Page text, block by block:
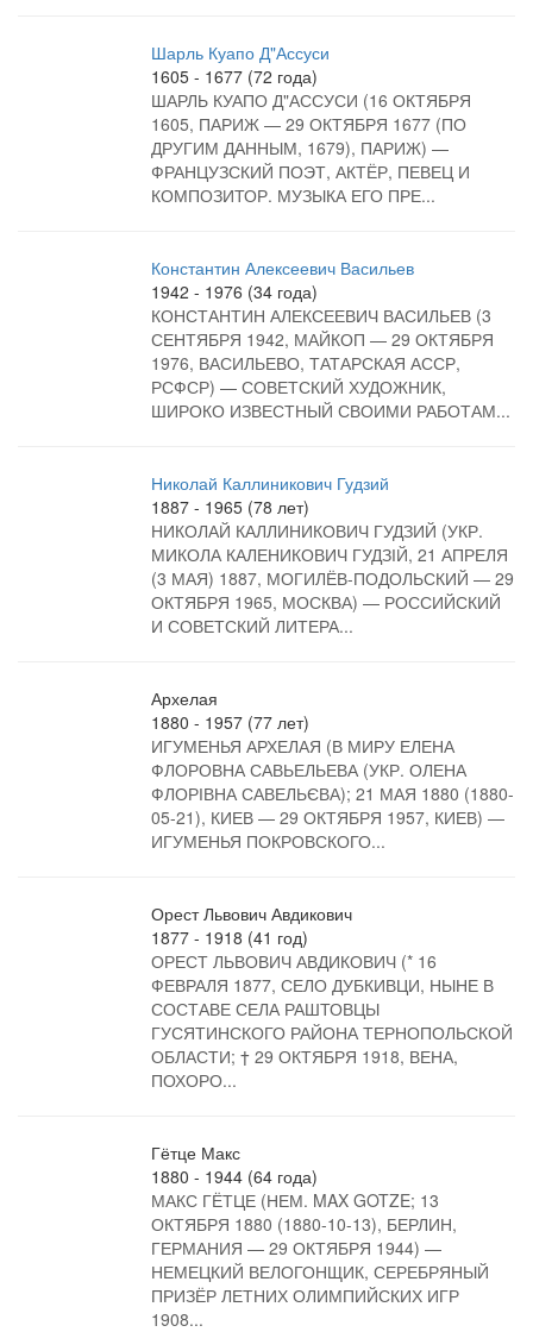
Шарль Куапо Д"Ассуси
1605 - 1677 (72 года)
ШАРЛЬ КУАПО Д"АССУСИ (16 ОКТЯБРЯ
1605, ПАРИЖ — 29 ОКТЯБРЯ 1677 (ПО
ДРУГИМ ДАННЫМ, 1679), ПАРИЖ) —
ФРАНЦУЗСКИЙ ПОЭТ, АКТЁР, ПЕВЕЦ И
КОМПОЗИТОР. МУЗЫКА ЕГО ПРЕ...
Константин Алексеевич Васильев
1942 - 1976 (34 года)
КОНСТАНТИН АЛЕКСЕЕВИЧ ВАСИЛЬЕВ (3
СЕНТЯБРЯ 1942, МАЙКОП — 29 ОКТЯБРЯ
1976, ВАСИЛЬЕВО, ТАТАРСКАЯ АССР,
РСФСР) — СОВЕТСКИЙ ХУДОЖНИК,
ШИРОКО ИЗВЕСТНЫЙ СВОИМИ РАБОТАМ...
Николай Каллиникович Гудзий
1887 - 1965 (78 лет)
НИКОЛАЙ КАЛЛИНИКОВИЧ ГУДЗИЙ (УКР.
МИКОЛА КАЛЕНИКОВИЧ ГУДЗІЙ, 21 АПРЕЛЯ
(3 МАЯ) 1887, МОГИЛЁВ-ПОДОЛЬСКИЙ — 29
ОКТЯБРЯ 1965, МОСКВА) — РОССИЙСКИЙ
И СОВЕТСКИЙ ЛИТЕРА...
Архелая
1880 - 1957 (77 лет)
ИГУМЕНЬЯ АРХЕЛАЯ (В МИРУ ЕЛЕНА
ФЛОРОВНА САВЬЕЛЬЕВА (УКР. ОЛЕНА
ФЛОРІВНА САВЕЛЬЄВА); 21 МАЯ 1880 (1880-
05-21), КИЕВ — 29 ОКТЯБРЯ 1957, КИЕВ) —
ИГУМЕНЬЯ ПОКРОВСКОГО...
Орест Львович Авдикович
1877 - 1918 (41 год)
ОРЕСТ ЛЬВОВИЧ АВДИКОВИЧ (* 16
ФЕВРАЛЯ 1877, СЕЛО ДУБКИВЦИ, НЫНЕ В
СОСТАВЕ СЕЛА РАШТОВЦЫ
ГУСЯТИНСКОГО РАЙОНА ТЕРНОПОЛЬСКОЙ
ОБЛАСТИ; † 29 ОКТЯБРЯ 1918, ВЕНА,
ПОХОРО...
Гётце Макс
1880 - 1944 (64 года)
МАКС ГЁТЦЕ (НЕМ. MAX GOTZE; 13
ОКТЯБРЯ 1880 (1880-10-13), БЕРЛИН,
ГЕРМАНИЯ — 29 ОКТЯБРЯ 1944) —
НЕМЕЦКИЙ ВЕЛОГОНЩИК, СЕРЕБРЯНЫЙ
ПРИЗЁР ЛЕТНИХ ОЛИМПИЙСКИХ ИГР
1908...